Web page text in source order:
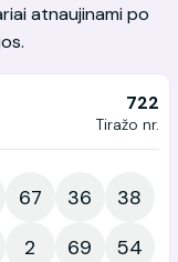
atnaujinami po
722
Tiražo nr.
67 36
38
2 69
54